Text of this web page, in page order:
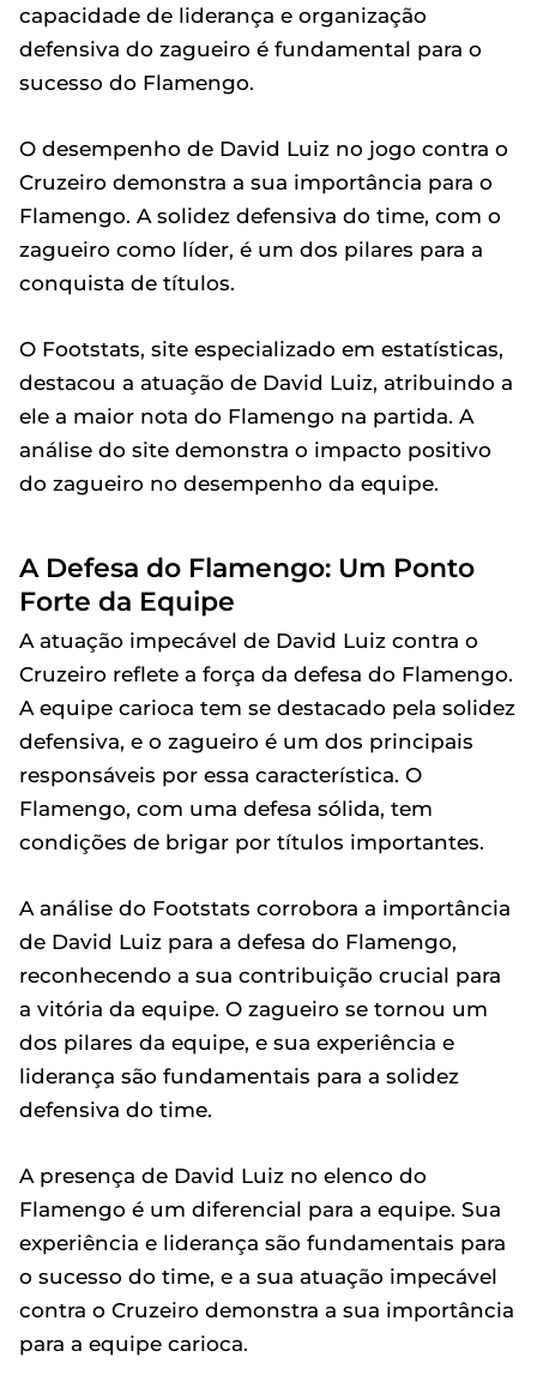
capacidade de liderança e organização
defensiva do zagueiro é fundamental para o
sucesso do Flamengo.
O desempenho de David Luiz no jogo contra o
Cruzeiro demonstra a sua importância para o
Flamengo. A solidez defensiva do time, com o
zagueiro como líder, é um dos pilares para a
conquista de títulos.
O Footstats, site especializado em estatísticas,
destacou a atuação de David Luiz, atribuindo a
ele a maior nota do Flamengo na partida. A
análise do site demonstra o impacto positivo
do zagueiro no desempenho da equipe.
A Defesa do Flamengo: Um Ponto
Forte da Equipe
A atuação impecável de David Luiz contra o
Cruzeiro reflete a força da defesa do Flamengo.
A equipe carioca tem se destacado pela solidez
defensiva, e o zagueiro é um dos principais
responsáveis por essa característica. O
Flamengo, com uma defesa sólida, tem
condições de brigar por títulos importantes.
A análise do Footstats corrobora a importância
de David Luiz para a defesa do Flamengo,
reconhecendo a sua contribuição crucial para
a vitória da equipe. O zagueiro se tornou um
dos pilares da equipe, e sua experiência e
liderança são fundamentais para a solidez
defensiva do time.
A presença de David Luiz no elenco do
Flamengo é um diferencial para a equipe. Sua
experiência e liderança são fundamentais para
o sucesso do time, e a sua atuação impecável
contra o Cruzeiro demonstra a sua importância
para a equipe carioca.